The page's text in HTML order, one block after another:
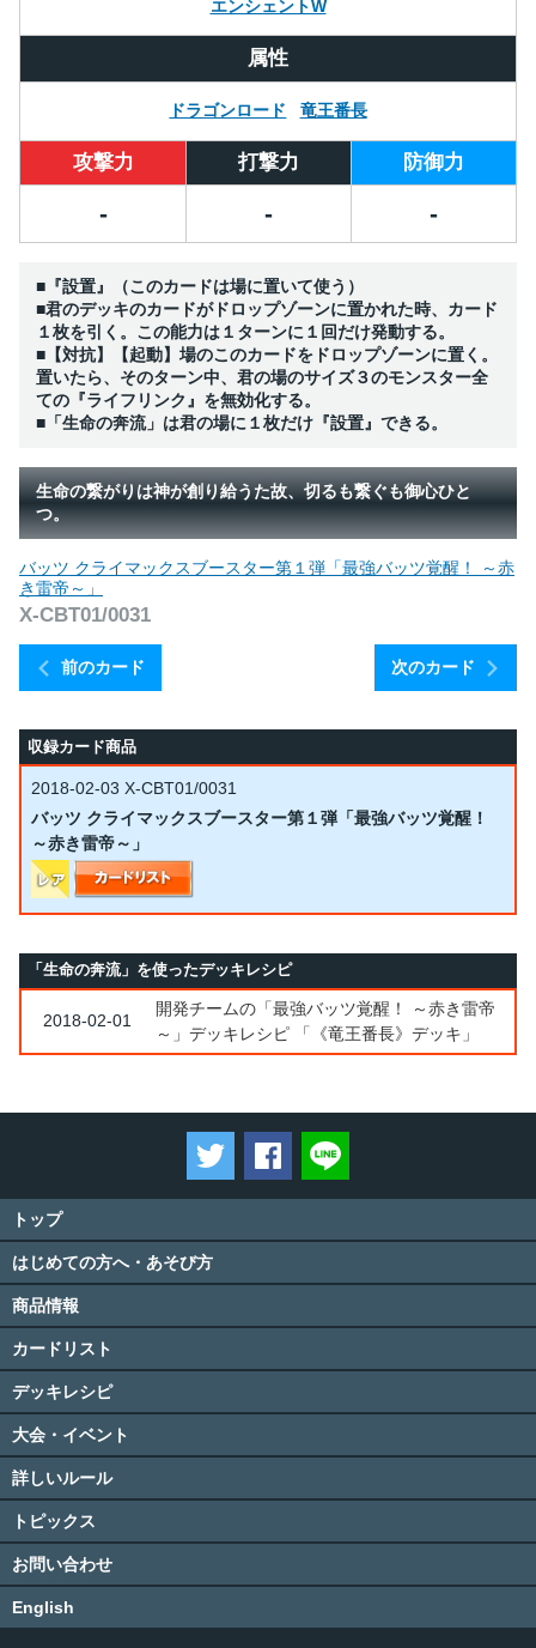
エンシェントW
属性
ドラゴンロード 竜王番長
攻撃力 打撃力 防御力
- - -
■『設置』（このカードは場に置いて使う）
■君のデッキのカードがドロップゾーンに置かれた時、カード
１枚を引く。この能力は１ターンに１回だけ発動する。
■【対抗】【起動】場のこのカードをドロップゾーンに置く。
置いたら、そのターン中、君の場のサイズ３のモンスター全
ての『ライフリンク』を無効化する。
■「生命の奔流」は君の場に１枚だけ『設置』できる。
生命の繋がりは神が創り給うた故、切るも繋ぐも御心ひと
つ。
前のカード
バッツ クライマックスブースター第１弾「最強バッツ覚醒！ ～赤
き雷帝～」
X-CBT01/0031
次のカード
収録カード商品
2018-02-03 X-CBT01/0031
バッツ クライマックスブースター第１弾「最強バッツ覚醒！
～赤き雷帝～」
「生命の奔流」を使ったデッキレシピ
2018-02-01
開発チームの「最強バッツ覚醒！ ～赤き雷帝
～」デッキレシピ 「《竜王番長》デッキ」
ツイートするFacebookでシェアする
トップ
はじめての方へ・あそび方
商品情報
カードリスト
デッキレシピ
大会・イベント
詳しいルール
トピックス
お問い合わせ
English